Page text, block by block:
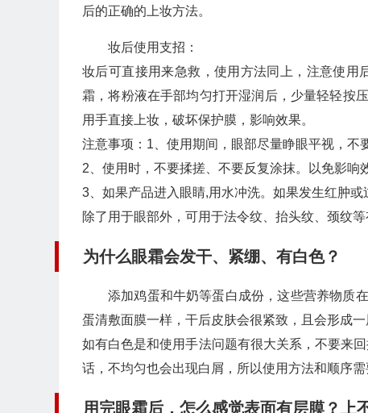
后的正确的上妆方法。
妆后使用支招：
妆后可直接用来急救，使用方法同上，注意使用
霜，将粉液在手部均匀打开湿润后，少量轻轻按
用手直接上妆，破坏保护膜，影响效果。
注意事项：1、使用期间，眼部尽量睁眼平视，不
2、使用时，不要揉搓、不要反复涂抹。以免影响
3、如果产品进入眼睛,用水冲洗。如果发生红肿或
除了用于眼部外，可用于法令纹、抬头纹、颈纹
为什么眼霜会发干、紧绷、有白色？
添加鸡蛋和牛奶等蛋白成份，这些营养物质
蛋清敷面膜一样，干后皮肤会很紧致，且会形成
如有白色是和使用手法问题有很大关系，不要来
话，不均匀也会出现白屑，所以使用方法和顺序
用完眼霜后，怎么感觉表面有层膜？上